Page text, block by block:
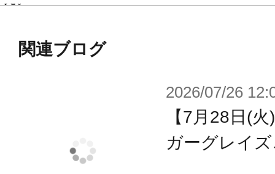
ト製作時のバックアップとして安心
用することで、お客様独自のカスタ
※本商品は再生産品となります。
関連ブログ
2026/07/26
【7月28日(
ガーグレイ